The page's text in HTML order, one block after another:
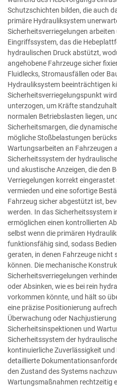
Schutzschichten bilden, die auch
primäre Hydrauliksystem
Sicherheitsverriegelungen
Eingriffssystem, das die
hydraulischen Druck abstützt,
angehobene Fahrzeuge sicher
Fluidlecks, Stromausfällen oder
Hydrauliksystem beeinträchtigen
Sicherheitsverriegelungspunkt
unterzogen, um Kräfte
normalen Betriebslasten liegen,
Sicherheitsmargen, die
mögliche Stoßbelastungen
Wartungsarbeiten an Fahrzeugen
Sicherheitssystem der
und akustische Anzeigen, die den
Verriegelungen korrekt
vermieden und eine sofortige
Fahrzeug sicher abgestützt ist,
werden. In das Sicherheitssystem
ermöglichen einen kontrollierten
selbst wenn die primären
funktionsfähig sind, sodass
geraten, in denen Fahrzeuge nicht
können. Die mechanische
Sicherheitsverriegelungen
oder Absinken, wie es bei rein
vorkommen könnte, und hält so
eine präzise Positionierung
Überwachung oder
Sicherheitsinspektionen und
Sicherheitssystem der
kontinuierliche Zuverlässigkeit
detaillierte
den Zustand des Systems
Wartungsmaßnahmen rechtzeitig